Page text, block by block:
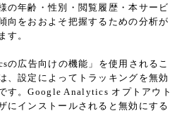
の年齢・性別・閲覧履歴・本サービ
向をおおよそ把握するための分析が
す。
の広告向けの機能」を使用されるこ
、設定によってトラッキングを無効
す。Google Analytics オプトアウト
にインストールされると無効にする